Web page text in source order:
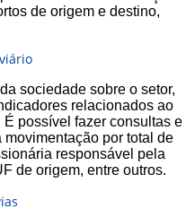
de origem e destino,
sociedade sobre o setor,
relacionados ao
possível fazer consultas e
por total de
responsável pela
de origem, entre outros.